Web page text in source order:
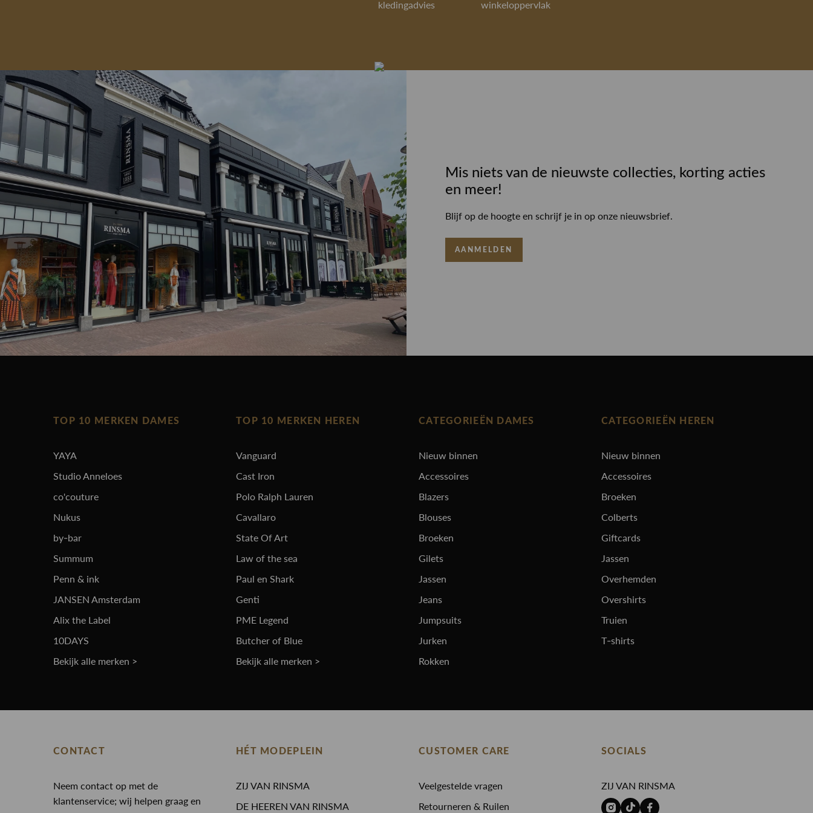
kledingadvies
winkeloppervlak
Mis niets van de nieuwste collecties, korting acties
en meer!
Blijf op de hoogte en schrijf je in op onze nieuwsbrief.
AANMELDEN
TOP 10 MERKEN DAMES
YAYA
Studio Anneloes
co'couture
Nukus
by-bar
Summum
Penn & ink
JANSEN Amsterdam
Alix the Label
10DAYS
Bekijk alle merken >
TOP 10 MERKEN HEREN
Vanguard
Cast Iron
Polo Ralph Lauren
Cavallaro
State Of Art
Law of the sea
Paul en Shark
Genti
PME Legend
Butcher of Blue
Bekijk alle merken >
CATEGORIEËN DAMES
Nieuw binnen
Accessoires
Blazers
Blouses
Broeken
Gilets
Jassen
Jeans
Jumpsuits
Jurken
Rokken
CATEGORIEËN HEREN
Nieuw binnen
Accessoires
Broeken
Colberts
Giftcards
Jassen
Overhemden
Overshirts
Truien
T-shirts
CONTACT
Neem contact op met de
klantenservice; wij helpen graag en
HÉT MODEPLEIN
ZIJ VAN RINSMA
DE HEEREN VAN RINSMA
CUSTOMER CARE
Veelgestelde vragen
Retourneren & Ruilen
SOCIALS
ZIJ VAN RINSMA